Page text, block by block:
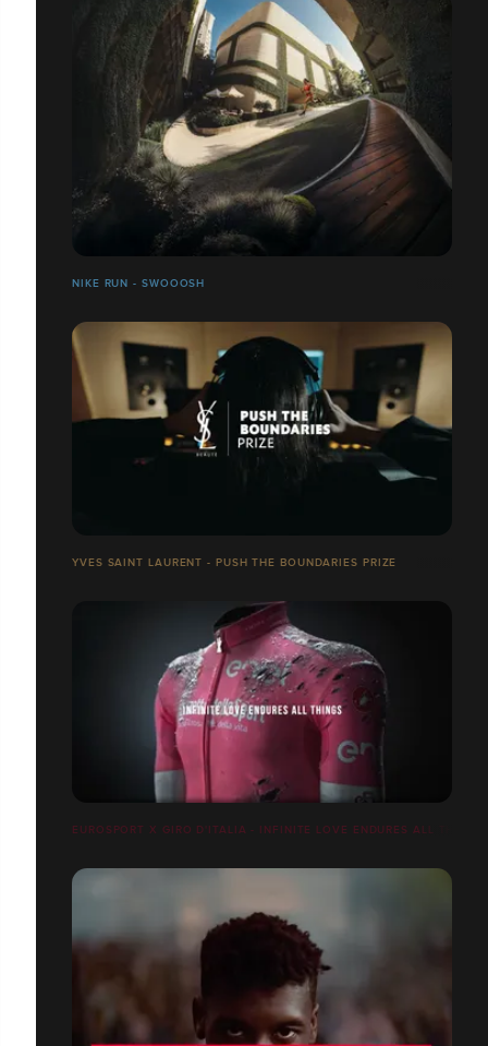
NIKE RUN - SWOOOSH
YVES SAINT LAURENT - PUSH THE BOUNDARIES PRIZE
EUROSPORT X GIRO D'ITALIA - INFINITE LOVE ENDURES ALL THINGS